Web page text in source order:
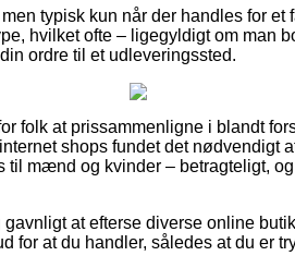
typisk kun når der handles for et
hvilket ofte – ligegyldigt om man
ordre til et udleveringssted.
folk at prissammenligne i blandt
shops fundet det nødvendigt
til mænd og kvinder – betragteligt,
at efterse diverse online
for at du handler, således at du er